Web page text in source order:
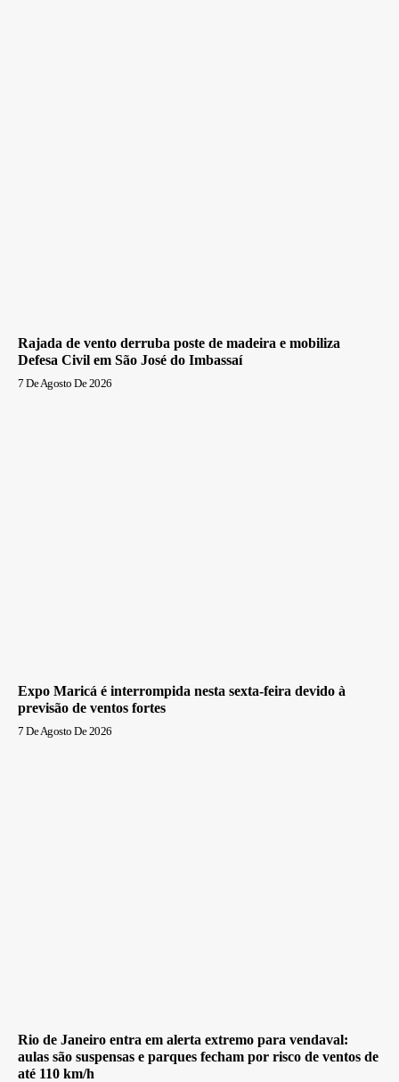
Rajada de vento derruba poste de madeira e mobiliza
Defesa Civil em São José do Imbassaí
7 De Agosto De 2026
Expo Maricá é interrompida nesta sexta-feira devido à
previsão de ventos fortes
7 De Agosto De 2026
Rio de Janeiro entra em alerta extremo para vendaval:
aulas são suspensas e parques fecham por risco de ventos de
até 110 km/h